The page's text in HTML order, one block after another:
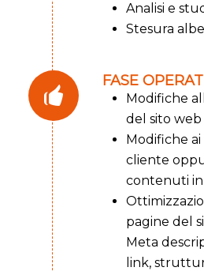
Analisi e
Stesura
FASE
Modifiche
del sito web
Modifiche
cliente
contenuti in
pagine del
Meta
link,